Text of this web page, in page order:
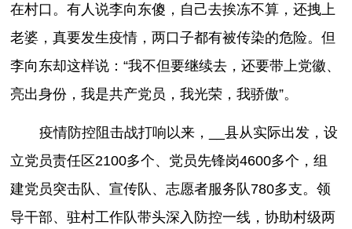
在村口。有人说李向东傻，自己去挨冻不算，还拽上
老婆，真要发生疫情，两口子都有被传染的危险。但
李向东却这样说：“我不但要继续去，还要带上党徽、
亮出身份，我是共产党员，我光荣，我骄傲”。
疫情防控阻击战打响以来，__县从实际出发，设
立党员责任区2100多个、党员先锋岗4600多个，组
建党员突击队、宣传队、志愿者服务队780多支。领
导干部、驻村工作队带头深入防控一线，协助村级两